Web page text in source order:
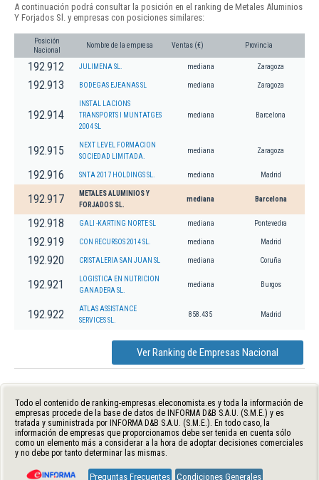
A continuación podrá consultar la posición en el ranking de Metales Aluminios
Y Forjados Sl. y empresas con posiciones similares:
Posición
Nacional
Nombre de la empresa Ventas (€) Provincia
192.912 JULIMENA SL. mediana Zaragoza
192.913 BODEGAS EJEANAS SL mediana Zaragoza
192.914
INSTAL LACIONS
TRANSPORTS I MUNTATGES
2004 SL
mediana Barcelona
192.915
NEXT LEVEL FORMACION
SOCIEDAD LIMITADA.
mediana Zaragoza
192.916 SNTA 2017 HOLDINGS SL. mediana Madrid
192.917
METALES ALUMINIOS Y
FORJADOS SL.
mediana Barcelona
192.918 GALI -KARTING NORTE SL mediana Pontevedra
192.919 CON RECURSOS 2014 SL. mediana Madrid
192.920 CRISTALERIA SAN JUAN SL mediana Coruña
192.921
LOGISTICA EN NUTRICION
GANADERA SL.
mediana Burgos
192.922
ATLAS ASSISTANCE
SERVICES SL.
858.435 Madrid
Ver Ranking de Empresas Nacional
Todo el contenido de ranking-empresas.eleconomista.es y toda la información de
empresas procede de la base de datos de INFORMA D&B S.A.U. (S.M.E.) y es
tratada y suministrada por INFORMA D&B S.A.U. (S.M.E.). En todo caso, la
información de empresas que proporcionamos debe ser tenida en cuenta sólo
como un elemento más a considerar a la hora de adoptar decisiones comerciales
y no debe por tanto determinar las mismas.
Preguntas Frecuentes Condiciones Generales